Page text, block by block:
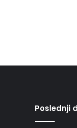
Poslednji